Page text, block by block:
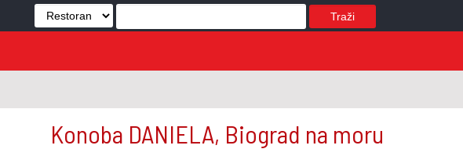
Traži
Konoba DANIELA, Biograd na moru